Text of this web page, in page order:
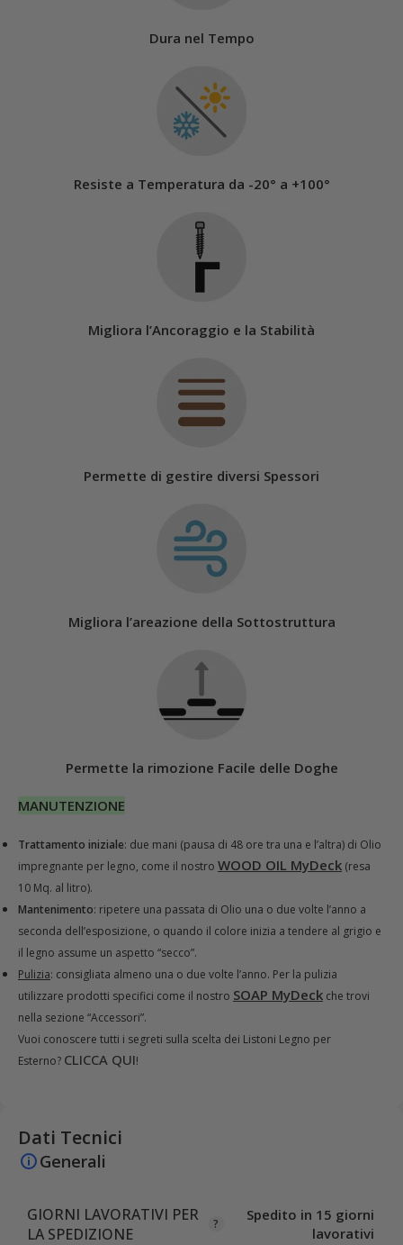
Dura nel Tempo
Resiste a Temperatura da -20° a +100°
Migliora l’Ancoraggio e la Stabilità
Permette di gestire diversi Spessori
Migliora l’areazione della Sottostruttura
Permette la rimozione Facile delle Doghe
MANUTENZIONE
Trattamento iniziale: due mani (pausa di 48 ore tra una e l’altra) di Olio
impregnante per legno, come il nostro WOOD OIL MyDeck (resa
10 Mq. al litro).
Mantenimento: ripetere una passata di Olio una o due volte l’anno a
seconda dell’esposizione, o quando il colore inizia a tendere al grigio e
il legno assume un aspetto “secco”.
Pulizia: consigliata almeno una o due volte l’anno. Per la pulizia
utilizzare prodotti specifici come il nostro SOAP MyDeck che trovi
nella sezione “Accessori”.
Vuoi conoscere tutti i segreti sulla scelta dei Listoni Legno per
Esterno? CLICCA QUI!
Dati Tecnici
Generali
GIORNI LAVORATIVI PER
LA SPEDIZIONE
Spedito in 15 giorni
lavorativi